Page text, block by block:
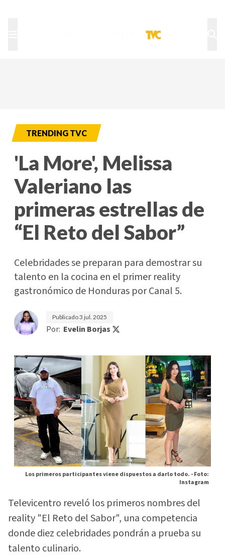
TRENDING TVC
'La More', Melissa
Valeriano las
primeras estrellas de
“El Reto del Sabor”
Celebridades se preparan para demostrar su
talento en la cocina en el primer reality
gastronómico de Honduras por Canal 5.
Publicado3 jul. 2025
Por: Evelin Borjas
Los primeros participantes viene dispuestos a darlo todo. -Foto:
Instagram
Televicentro reveló los primeros nombres del
reality "El Reto del Sabor", una competencia
donde diez celebridades pondrán a prueba su
talento culinario.